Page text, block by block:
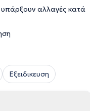
υπάρξουν αλλαγές κατά
Εξειδικευση